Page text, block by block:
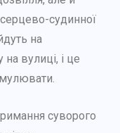
серцево-судинної
на
на вулиці, і це
суворого